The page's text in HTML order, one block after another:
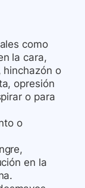
como
la cara,
hinchazón o
opresión
o para
o
en la